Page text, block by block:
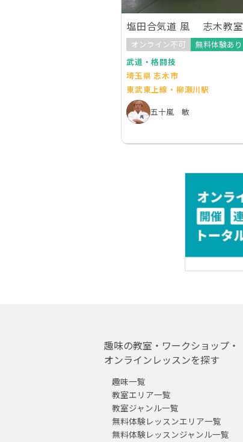
塩田合気道 風 志木教室
オンライン不可
無料体験あり
武道・格闘技
埼玉県 志木市
東武東上線・柳瀬川駅
五十嵐 敏
趣味の教室・ワークショップ・
オンラインレッスンを探す
趣味一覧
教室エリア一覧
教室ジャンル一覧
無料体験レッスンエリア一覧
無料体験レッスンジャンル一覧